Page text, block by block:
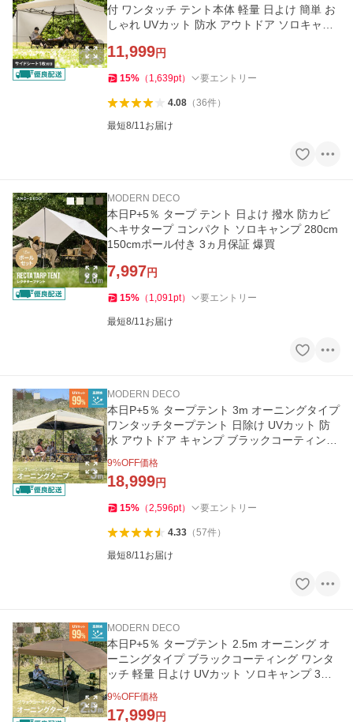
付 ワンタッチ テント本体 軽量 日よけ 簡単 お
しゃれ UVカット 防水 アウトドア ソロキャン
11,999円
15% （ 1,639pt） 要エントリー
4.08（36件）
最短8/11お届け
MODERN DECO
本日P+5％ タープ テント 日よけ 撥水 防カビ
ヘキサタープ コンパクト ソロキャンプ 280cm
150cmポール付き 3ヵ月保証 爆買
7,997円
15% （ 1,091pt） 要エントリー
最短8/11お届け
MODERN DECO
本日P+5％ タープテント 3m オーニングタイプ
ワンタッチタープテント 日除け UVカット 防
水 アウトドア キャンプ ブラックコーティング
9%OFF価格
18,999円
15% （2,596pt） 要エントリー
4.33（57件）
最短8/11お届け
MODERN DECO
本日P+5％ タープテント 2.5m オーニング オ
ーニングタイプ ブラックコーティング ワンタ
ッチ 軽量 日よけ UVカット ソロキャンプ 3ヵ
9%OFF価格
17,999円